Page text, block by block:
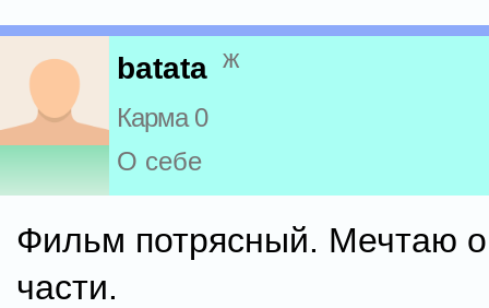
batata ж
Карма 0
О себе
Фильм потрясный. Мечтаю о
части.